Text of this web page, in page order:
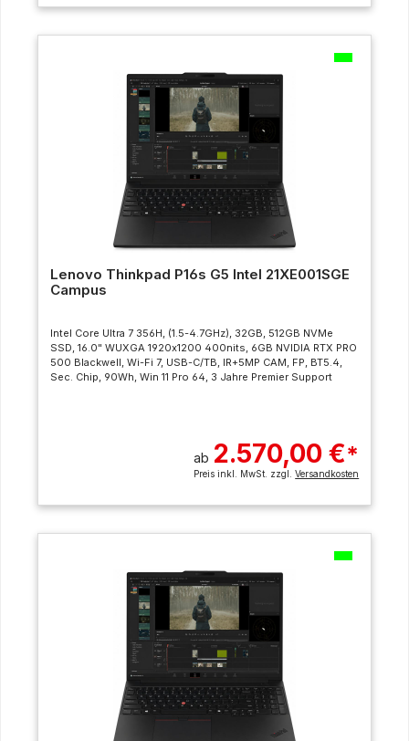
Lenovo Thinkpad P16s G5 Intel 21XE001SGE
Campus
Intel Core Ultra 7 356H, (1.5-4.7GHz), 32GB, 512GB NVMe
SSD, 16.0" WUXGA 1920x1200 400nits, 6GB NVIDIA RTX PRO
500 Blackwell, Wi-Fi 7, USB-C/TB, IR+5MP CAM, FP, BT5.4,
Sec. Chip, 90Wh, Win 11 Pro 64, 3 Jahre Premier Support
ab 2.570,00 €*
Preis inkl. MwSt. zzgl.Versandkosten